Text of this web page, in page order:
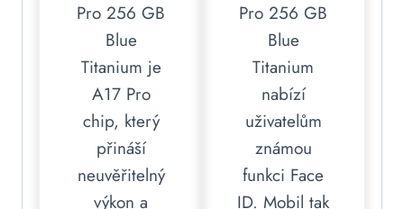
Pro 256 GB
Blue
Titanium je
A17 Pro
chip, který
přináší
neuvěřitelný
výkon a
Pro 256 GB
Blue
Titanium
nabízí
uživatelům
známou
funkci Face
ID. Mobil tak